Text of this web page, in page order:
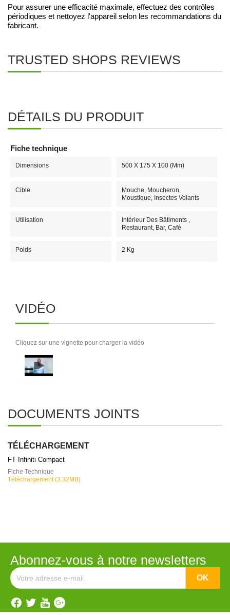
Pour assurer une efficacité maximale, effectuez des contrôles
périodiques et nettoyez l'appareil selon les recommandations du
fabricant.
TRUSTED SHOPS REVIEWS
DÉTAILS DU PRODUIT
Fiche technique
Dimensions 500 X 175 X 100 (mm)
Cible
Mouche, Moucheron,
Moustique, Insectes Volants
Utilisation
Intérieur Des Bâtiments ,
Restaurant, Bar, Café
Poids 2 Kg
VIDÉO
Cliquez sur une vignette pour charger la vidéo
DOCUMENTS JOINTS
TÉLÉCHARGEMENT
FT Infiniti Compact
Fiche Technique
Téléchargement (3.32MB)
Abonnez-vous à notre newsletters